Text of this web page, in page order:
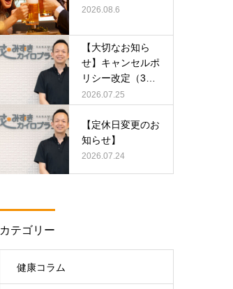
2026.08.6
【大切なお知ら
せ】キャンセルポ
リシー改定（3日
前まで）のご案内
2026.07.25
【定休日変更のお
知らせ】
2026.07.24
カテゴリー
健康コラム